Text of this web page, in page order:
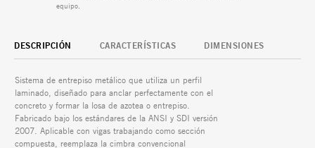
equipo.
DESCRIPCIÓN CARACTERÍSTICAS DIMENSIONES
Sistema de entrepiso metálico que utiliza un perfil
laminado, diseñado para anclar perfectamente con el
concreto y formar la losa de azotea o entrepiso.
Fabricado bajo los estándares de la ANSI y SDI versión
2007. Aplicable con vigas trabajando como sección
compuesta, reemplaza la cimbra convencional